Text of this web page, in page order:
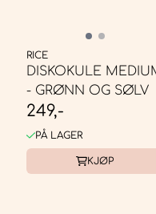
RICE
DISKOKULE
- GRØNN OG SØLV
249,-
PÅ LAGER
KJØP